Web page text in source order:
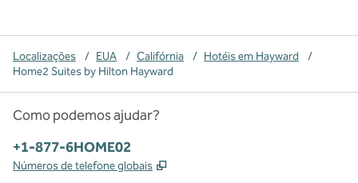
Localizações / EUA / Califórnia / Hotéis em Hayward
/
Home2 Suites by Hilton Hayward
Como podemos ajudar?
Telefone:
+1-877-6HOME02
Números de telefone globais ,